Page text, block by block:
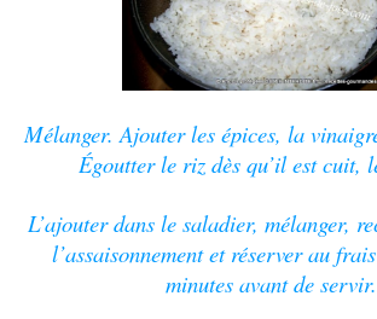
Mélanger. Ajouter les épices, la
Égoutter le riz dès qu’il est cuit,
L’ajouter dans le saladier, mélanger,
l’assaisonnement et réserver au
minutes avant de servir.